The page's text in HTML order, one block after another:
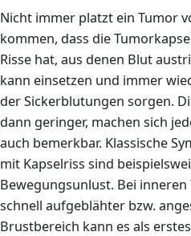
Nicht immer platzt ein Tumor
kommen, dass die
Risse hat, aus denen Blut
kann einsetzen und immer
der Sickerblutungen sorgen.
dann geringer, machen sich
auch bemerkbar. Klassische
mit Kapselriss sind
Bewegungsunlust. Bei
schnell aufgeblähter bzw.
Brustbereich kann es als